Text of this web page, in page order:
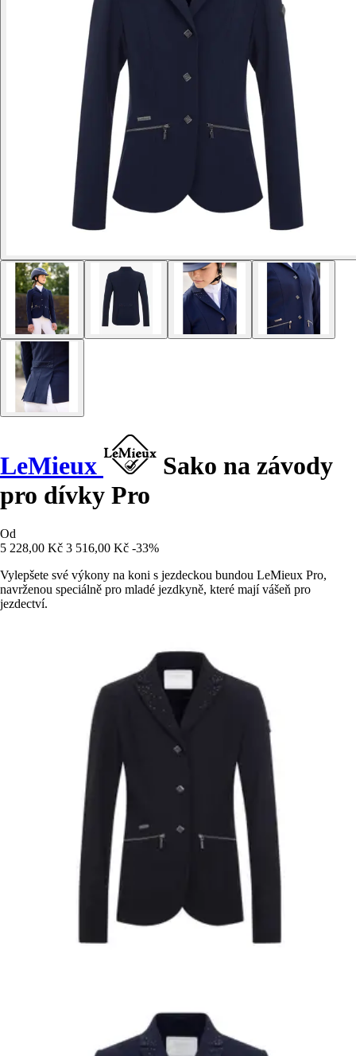
LeMieux
Sako na závody
pro dívky Pro
Od
5 228,00 Kč 3 516,00 Kč -33%
Vylepšete své výkony na koni s jezdeckou bundou LeMieux Pro,
navrženou speciálně pro mladé jezdkyně, které mají vášeň pro
jezdectví.